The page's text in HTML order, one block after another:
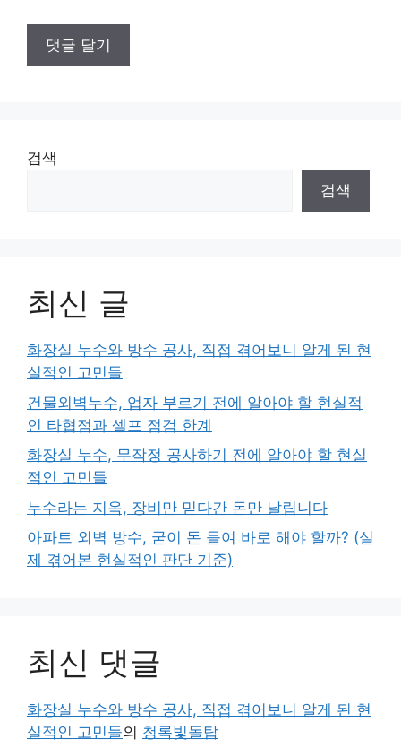
검색
검색
최신 글
화장실 누수와 방수 공사, 직접 겪어보니 알게 된 현
실적인 고민들
건물외벽누수, 업자 부르기 전에 알아야 할 현실적
인 타협점과 셀프 점검 한계
화장실 누수, 무작정 공사하기 전에 알아야 할 현실
적인 고민들
누수라는 지옥, 장비만 믿다간 돈만 날립니다
아파트 외벽 방수, 굳이 돈 들여 바로 해야 할까? (실
제 겪어본 현실적인 판단 기준)
최신 댓글
화장실 누수와 방수 공사, 직접 겪어보니 알게 된 현
실적인 고민들의 청록빛돌탑